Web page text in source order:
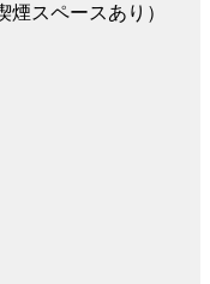
スペースあり）